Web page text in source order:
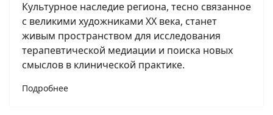
Культурное наследие региона, тесно связанное
с великими художниками XX века, станет
живым пространством для исследования
терапевтической медиации и поиска новых
смыслов в клинической практике.
Подробнее